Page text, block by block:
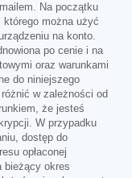
Na początku
można użyć
na konto.
po cenie i na
oraz warunkami
do niniejszego
w zależności od
że jesteś
W przypadku
dostęp do
opłaconej
bieżący okres